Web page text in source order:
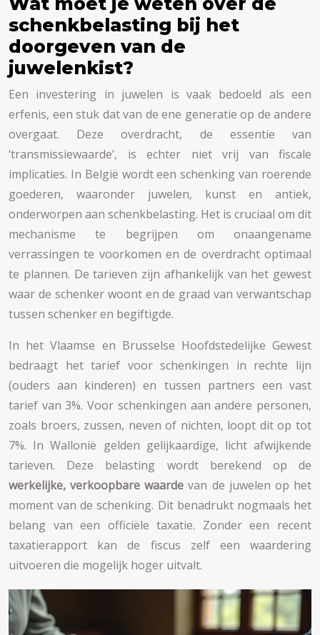
schenkbelasting bij het
doorgeven van de
juwelenkist?
Een investering in juwelen is vaak bedoeld als een
erfenis, een stuk dat van de ene generatie op de andere
overgaat. Deze overdracht, de essentie van
‘transmissiewaarde’, is echter niet vrij van fiscale
implicaties. In België wordt een schenking van roerende
goederen, waaronder juwelen, kunst en antiek,
onderworpen aan schenkbelasting. Het is cruciaal om dit
mechanisme te begrijpen om onaangename
verrassingen te voorkomen en de overdracht optimaal
te plannen. De tarieven zijn afhankelijk van het gewest
waar de schenker woont en de graad van verwantschap
tussen schenker en begiftigde.
In het Vlaamse en Brusselse Hoofdstedelijke Gewest
bedraagt het tarief voor schenkingen in rechte lijn
(ouders aan kinderen) en tussen partners een vast
tarief van 3%. Voor schenkingen aan andere personen,
zoals broers, zussen, neven of nichten, loopt dit op tot
7%. In Wallonië gelden gelijkaardige, licht afwijkende
tarieven. Deze belasting wordt berekend op de
werkelijke, verkoopbare waarde van de juwelen op het
moment van de schenking. Dit benadrukt nogmaals het
belang van een officiële taxatie. Zonder een recent
taxatierapport kan de fiscus zelf een waardering
uitvoeren die mogelijk hoger uitvalt.